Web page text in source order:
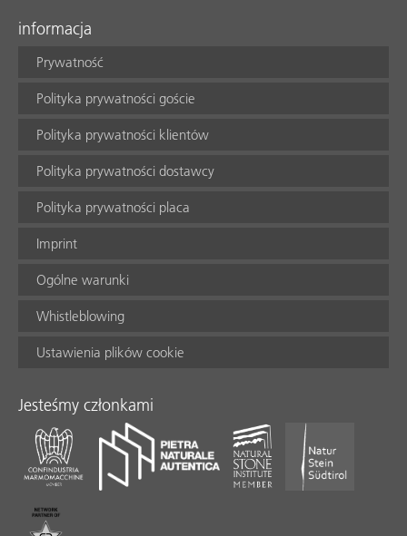
informacja
Prywatność
Polityka prywatności goście
Polityka prywatności klientów
Polityka prywatności dostawcy
Polityka prywatności placa
Imprint
Ogólne warunki
Whistleblowing
Ustawienia plików cookie
Jesteśmy członkami